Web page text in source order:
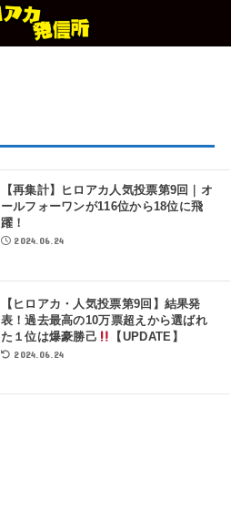
【再集計】ヒロアカ人気投票第9回｜オ
ールフォーワンが116位から18位に飛
躍！
2024.06.24
【ヒロアカ・人気投票第9回】結果発
表！過去最高の10万票超えから選ばれ
た１位は爆豪勝己
【UPDATE】
2024.06.24